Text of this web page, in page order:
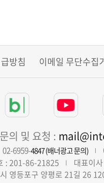
방침 이메일 무단수집
문의 및 요청 :
02-6959-4847 (배너광고 문의)
: 201-86-21825
대표이
영등포구 양평로 21길 26